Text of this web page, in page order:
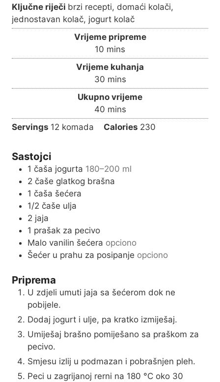
Ključne riječi brzi recepti, domaći kolači,
jednostavan kolač, jogurt kolač
Vrijeme pripreme
10 m
i
n
u
t
e
s
mins
Vrijeme kuhanja
30m
i
n
u
t
mins
Ukupno vrijeme
40m
i
n
e
s
mins
Servings 12 komada Calories 230
Sastojci
1 čaša jogurta 180–200 ml
2 čaše glatkog brašna
1 čaša šećera
1/2 čaše ulja
2 jaja
1 prašak za pecivo
Malo vanilin šećera opciono
Šećer u prahu za posipanje opciono
Priprema
U zdjeli umuti jaja sa šećerom dok ne
pobijele.
Dodaj jogurt i ulje, pa kratko izmiješaj.
Umiješaj brašno pomiješano sa praškom za
pecivo.
Smjesu izlij u podmazan i pobrašnjen pleh.
Peci u zagrijanoj rerni na 180 °C oko 30